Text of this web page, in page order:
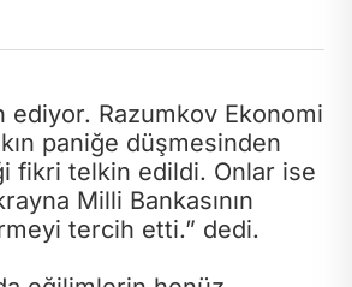
ediyor. Razumkov Ekonomi
paniğe düşmesinden
fikri telkin edildi. Onlar ise
Milli Bankasının
tercih etti.” dedi.